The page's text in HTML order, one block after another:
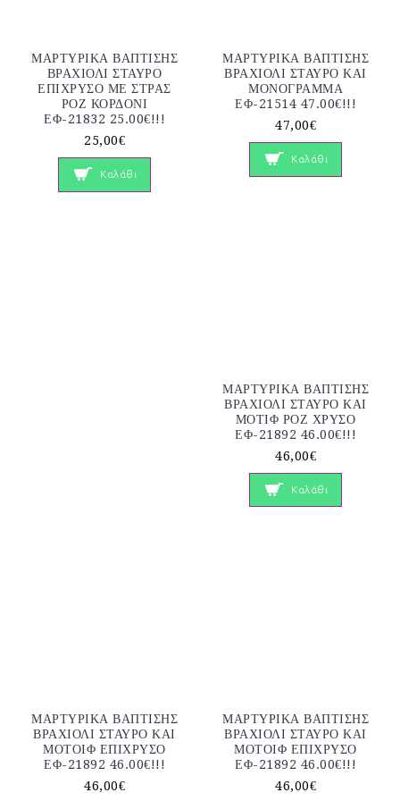
ΜΑΡΤΥΡΙΚΑ ΒΑΠΤΙΣΗΣ
ΒΡΑΧΙΟΛΙ ΣΤΑΥΡΟ
ΕΠΙΧΡΥΣΟ ΜΕ ΣΤΡΑΣ
ΡΟΖ ΚΟΡΔΟΝΙ
ΕΦ-21832 25.00€!!!
25,00€
Καλάθι
ΜΑΡΤΥΡΙΚΑ ΒΑΠΤΙΣΗΣ
ΒΡΑΧΙΟΛΙ ΣΤΑΥΡΟ ΚΑΙ
ΜΟΝΟΓΡΑΜΜΑ
ΕΦ-21514 47.00€!!!
47,00€
Καλάθι
ΜΑΡΤΥΡΙΚΑ ΒΑΠΤΙΣΗΣ
ΒΡΑΧΙΟΛΙ ΣΤΑΥΡΟ ΚΑΙ
ΜΟΤΙΦ ΡΟΖ ΧΡΥΣΟ
ΕΦ-21892 46.00€!!!
46,00€
Καλάθι
ΜΑΡΤΥΡΙΚΑ ΒΑΠΤΙΣΗΣ
ΒΡΑΧΙΟΛΙ ΣΤΑΥΡΟ ΚΑΙ
ΜΟΤΟΙΦ ΕΠΙΧΡΥΣΟ
ΕΦ-21892 46.00€!!!
46,00€
ΜΑΡΤΥΡΙΚΑ ΒΑΠΤΙΣΗΣ
ΒΡΑΧΙΟΛΙ ΣΤΑΥΡΟ ΚΑΙ
ΜΟΤΟΙΦ ΕΠΙΧΡΥΣΟ
ΕΦ-21892 46.00€!!!
46,00€